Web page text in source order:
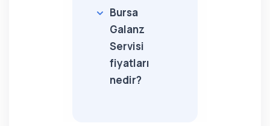
Bursa
Galanz
Servisi
fiyatları
nedir?